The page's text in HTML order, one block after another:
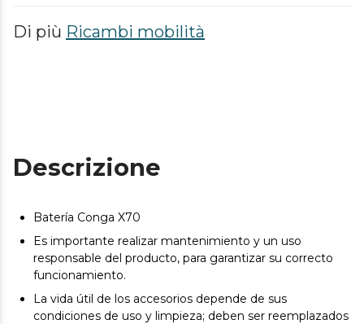
Di più Ricambi mobilità
Descrizione
Batería Conga X70
Es importante realizar mantenimiento y un uso
responsable del producto, para garantizar su correcto
funcionamiento.
La vida útil de los accesorios depende de sus
condiciones de uso y limpieza; deben ser reemplazados